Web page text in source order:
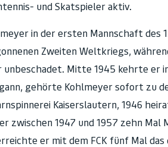
und Skatspieler aktiv.
in der ersten Mannschaft
Zweiten Weltkriegs,
Mitte 1945 kehrte
gehörte Kohlmeyer sofort
Kaiserslautern, 1946
zwischen 1947 und 1957 zehn
er mit dem FCK fünf Mal